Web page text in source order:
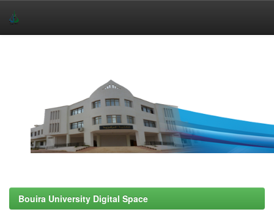
Bouira University Digital Space